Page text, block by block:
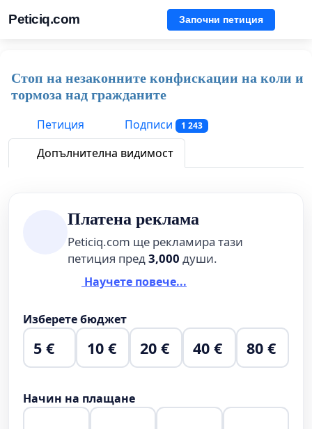
Peticiq.com Започни петиция
Стоп на незаконните конфискации на коли и
тормоза над гражданите
Петиция
Подписи 1 243
Допълнителна видимост
Платена реклама
Peticiq.com ще рекламира тази
петиция пред3,000 души.
Научете повече...
Изберете бюджет
5 € 10 € 20 € 40 € 80 €
Начин на плащане